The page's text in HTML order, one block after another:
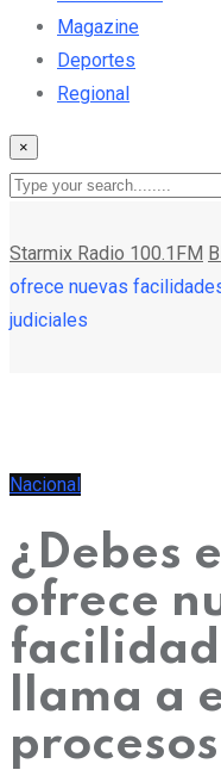
Magazine
Deportes
Regional
×
Starmix Radio 100.1FM
ofrece nuevas
judiciales
Nacional
¿Debes
ofrece
llama a